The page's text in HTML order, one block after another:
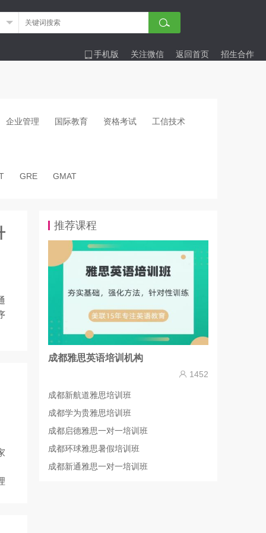
招生合作
手机版 关注微信 返回首页
企业管理 国际教育 资格考试 工信技术
GRE GMAT
推荐课程
成都雅思英语培训机构
1452
成都新航道雅思培训班
成都学为贵雅思培训班
成都启德雅思一对一培训班
成都环球雅思暑假培训班
成都新通雅思一对一培训班